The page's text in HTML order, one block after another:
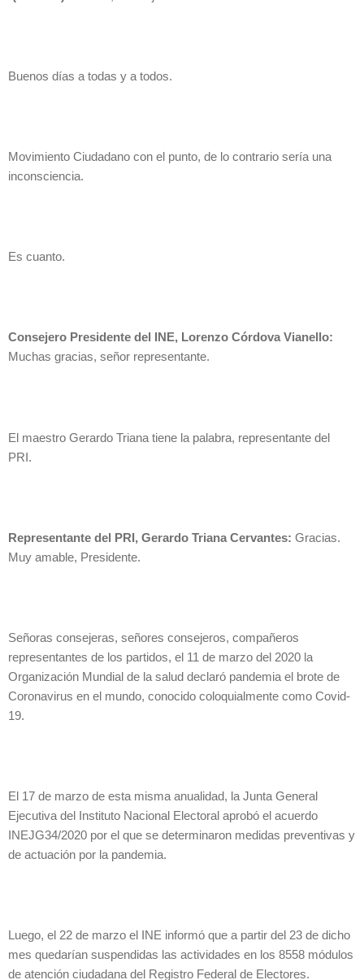
Buenos días a todas y a todos.
Movimiento Ciudadano con el punto, de lo contrario sería una
inconsciencia.
Es cuanto.
Consejero Presidente del INE, Lorenzo Córdova Vianello:
Muchas gracias, señor representante.
El maestro Gerardo Triana tiene la palabra, representante del
PRI.
Representante del PRI, Gerardo Triana Cervantes: Gracias.
Muy amable, Presidente.
Señoras consejeras, señores consejeros, compañeros
representantes de los partidos, el 11 de marzo del 2020 la
Organización Mundial de la salud declaró pandemia el brote de
Coronavirus en el mundo, conocido coloquialmente como Covid-
19.
El 17 de marzo de esta misma anualidad, la Junta General
Ejecutiva del Instituto Nacional Electoral aprobó el acuerdo
INEJG34/2020 por el que se determinaron medidas preventivas y
de actuación por la pandemia.
Luego, el 22 de marzo el INE informó que a partir del 23 de dicho
mes quedarían suspendidas las actividades en los 8558 módulos
de atención ciudadana del Registro Federal de Electores.